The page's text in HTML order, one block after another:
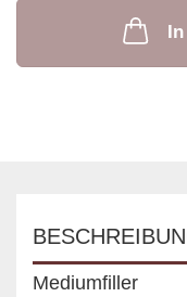
Mediumfiller